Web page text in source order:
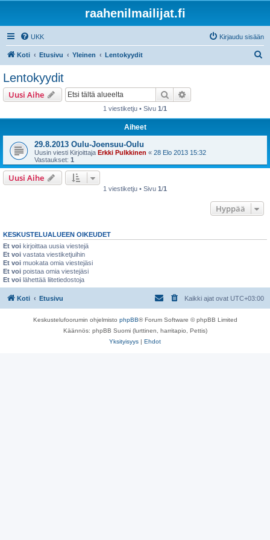
raahenilmailijat.fi
UKK Kirjaudu sisään
Koti Etusivu Yleinen Lentokyydit
Lentokyydit
Uusi Aihe Etsi
1 viestiketju • Sivu 1/1
Aiheet
29.8.2013 Oulu-Joensuu-Oulu
Uusin viesti Kirjoittaja Erkki Pulkkinen « 28 Elo 2013 15:32
Vastaukset: 1
Uusi Aihe
1 viestiketju • Sivu 1/1
Hyppää
KESKUSTELUALUEEN OIKEUDET
Et voi kirjoittaa uusia viestejä
Et voi vastata viestiketjuihin
Et voi muokata omia viestejäsi
Et voi poistaa omia viestejäsi
Et voi lähettää liitetiedostoja
Koti Etusivu Kaikki ajat ovat UTC+03:00
Keskustelufoorumin ohjelmisto phpBB® Forum Software © phpBB Limited
Käännös: phpBB Suomi (lurttinen, harritapio, Pettis)
Yksityisyys | Ehdot